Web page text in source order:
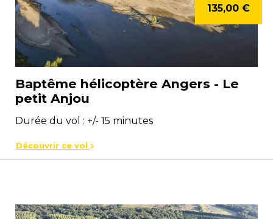
Baptême hélicoptère Angers - Le
petit Anjou
Durée du vol : +/- 15 minutes
135,00 €
Découvrir ce vol